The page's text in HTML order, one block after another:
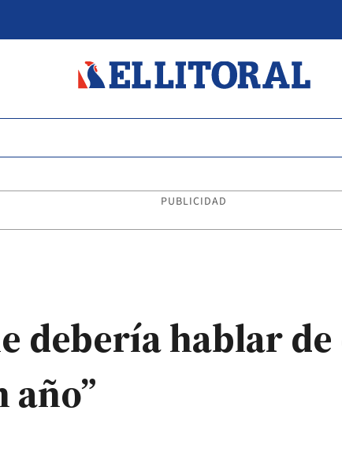
PUBLICIDAD
debería hablar
año”